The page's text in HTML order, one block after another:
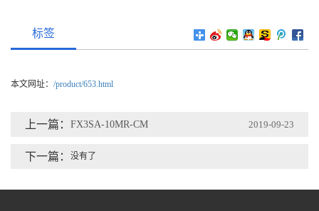
标签
本文网址： /product/653.html
上一篇： FX3SA-10MR-CM 2019-09-23
下一篇： 没有了